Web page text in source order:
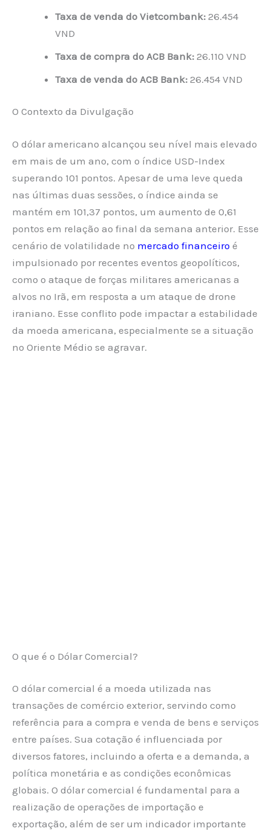
Taxa de venda do Vietcombank: 26.454
VND
Taxa de compra do ACB Bank: 26.110 VND
Taxa de venda do ACB Bank: 26.454 VND
O Contexto da Divulgação
O dólar americano alcançou seu nível mais elevado
em mais de um ano, com o índice USD-Index
superando 101 pontos. Apesar de uma leve queda
nas últimas duas sessões, o índice ainda se
mantém em 101,37 pontos, um aumento de 0,61
pontos em relação ao final da semana anterior. Esse
cenário de volatilidade no mercado financeiro é
impulsionado por recentes eventos geopolíticos,
como o ataque de forças militares americanas a
alvos no Irã, em resposta a um ataque de drone
iraniano. Esse conflito pode impactar a estabilidade
da moeda americana, especialmente se a situação
no Oriente Médio se agravar.
O que é o Dólar Comercial?
O dólar comercial é a moeda utilizada nas
transações de comércio exterior, servindo como
referência para a compra e venda de bens e serviços
entre países. Sua cotação é influenciada por
diversos fatores, incluindo a oferta e a demanda, a
política monetária e as condições econômicas
globais. O dólar comercial é fundamental para a
realização de operações de importação e
exportação, além de ser um indicador importante